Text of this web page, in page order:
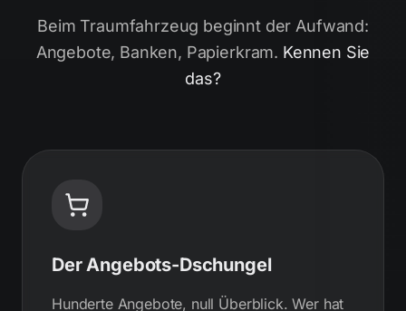
Beim Traumfahrzeug beginnt der Aufwand:
Angebote, Banken, Papierkram. Kennen Sie
das?
Der Angebots-Dschungel
Hunderte Angebote, null Überblick. Wer hat